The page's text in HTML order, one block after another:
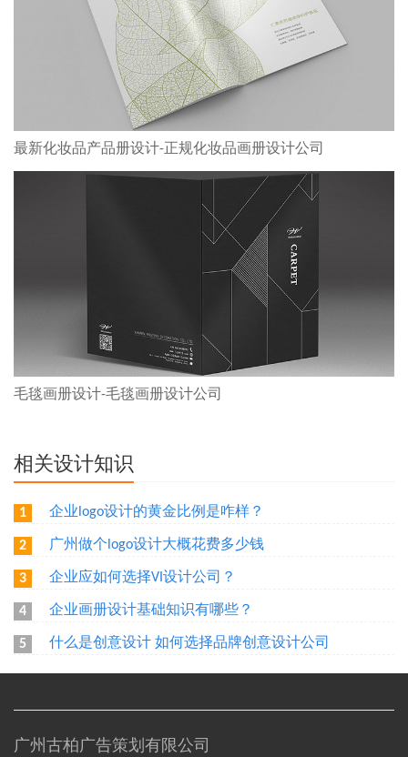
最新化妆品产品册设计-正规化妆品画册设计公司
毛毯画册设计-毛毯画册设计公司
相关设计知识
1 企业logo设计的黄金比例是咋样？
2 广州做个logo设计大概花费多少钱
3 企业应如何选择VI设计公司？
4 企业画册设计基础知识有哪些？
5 什么是创意设计 如何选择品牌创意设计公司
广州古柏广告策划有限公司